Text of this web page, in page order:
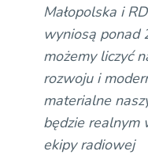
Małopolska i
wyniosą ponad
możemy liczyć
rozwoju i
materialne
będzie realnym
ekipy radiowej